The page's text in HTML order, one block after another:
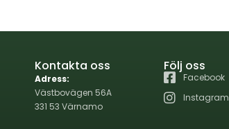
Kontakta oss
Adress:
Västbovägen 56A
331 53 Värnamo
Följ oss
Facebook
Instagram